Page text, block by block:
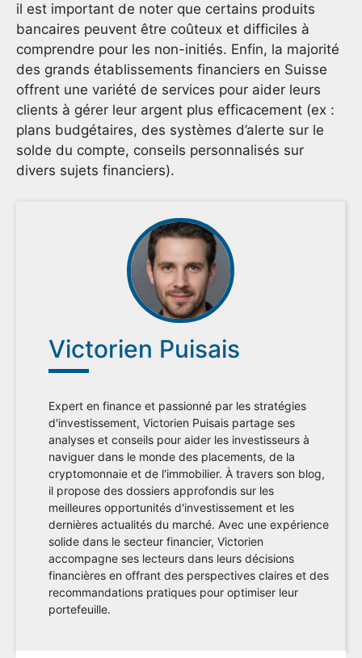
il est important de noter que certains produits
bancaires peuvent être coûteux et difficiles à
comprendre pour les non-initiés. Enfin, la majorité
des grands établissements financiers en Suisse
offrent une variété de services pour aider leurs
clients à gérer leur argent plus efficacement (ex :
plans budgétaires, des systèmes d’alerte sur le
solde du compte, conseils personnalisés sur
divers sujets financiers).
Victorien Puisais
Expert en finance et passionné par les stratégies
d'investissement, Victorien Puisais partage ses
analyses et conseils pour aider les investisseurs à
naviguer dans le monde des placements, de la
cryptomonnaie et de l'immobilier. À travers son blog,
il propose des dossiers approfondis sur les
meilleures opportunités d'investissement et les
dernières actualités du marché. Avec une expérience
solide dans le secteur financier, Victorien
accompagne ses lecteurs dans leurs décisions
financières en offrant des perspectives claires et des
recommandations pratiques pour optimiser leur
portefeuille.